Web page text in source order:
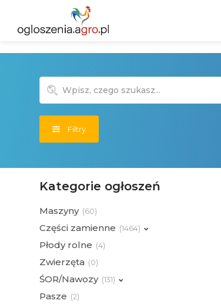
Filtry
Kategorie ogłoszeń
Maszyny (60)
Części zamienne (1464)
Płody rolne (4)
Zwierzęta (0)
ŚOR/Nawozy (131)
Pasze (2)